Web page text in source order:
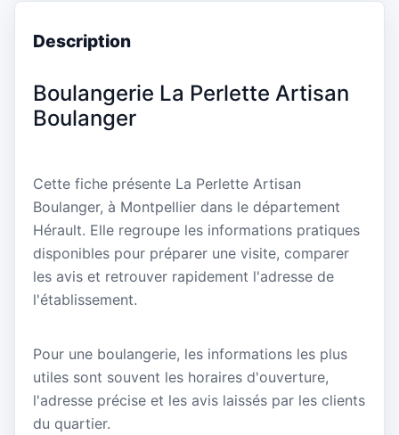
Description
Boulangerie La Perlette Artisan
Boulanger
Cette fiche présente La Perlette Artisan
Boulanger, à Montpellier dans le département
Hérault. Elle regroupe les informations pratiques
disponibles pour préparer une visite, comparer
les avis et retrouver rapidement l'adresse de
l'établissement.
Pour une boulangerie, les informations les plus
utiles sont souvent les horaires d'ouverture,
l'adresse précise et les avis laissés par les clients
du quartier.